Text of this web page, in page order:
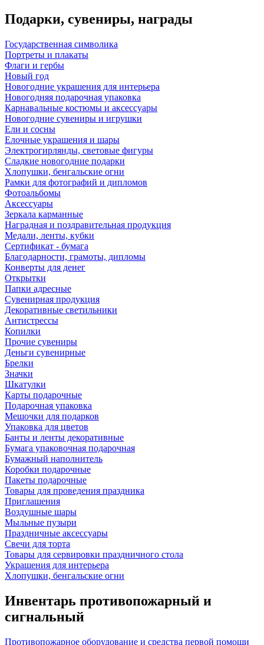
Подарки, сувениры, награды
Государственная символика
Портреты и плакаты
Флаги и гербы
Новый год
Новогодние украшения для интерьера
Новогодняя подарочная упаковка
Карнавальные костюмы и аксессуары
Новогодние сувениры и игрушки
Ели и сосны
Елочные украшения и шары
Электрогирлянды, световые фигуры
Сладкие новогодние подарки
Хлопушки, бенгальские огни
Рамки для фотографий и дипломов
Фотоальбомы
Аксессуары
Зеркала карманные
Наградная и поздравительная продукция
Медали, ленты, кубки
Сертификат - бумага
Благодарности, грамоты, дипломы
Конверты для денег
Открытки
Папки адресные
Сувенирная продукция
Декоративные светильники
Антистрессы
Копилки
Прочие сувениры
Деньги сувенирные
Брелки
Значки
Шкатулки
Карты подарочные
Подарочная упаковка
Мешочки для подарков
Упаковка для цветов
Банты и ленты декоративные
Бумага упаковочная подарочная
Бумажный наполнитель
Коробки подарочные
Пакеты подарочные
Товары для проведения праздника
Приглашения
Воздушные шары
Мыльные пузыри
Праздничные аксессуары
Свечи для торта
Товары для сервировки праздничного стола
Украшения для интерьера
Хлопушки, бенгальские огни
Инвентарь противопожарный и
сигнальный
Противопожарное оборудование и средства первой помощи